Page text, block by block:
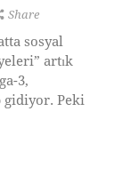
Share
sosyal
artık
3,
gidiyor. Peki